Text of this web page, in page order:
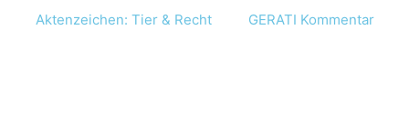
Aktenzeichen: Tier & Recht GERATI Kommentar